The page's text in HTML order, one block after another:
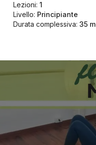
Lezioni: 1
Livello: Principiante
Durata complessiva: 35 m